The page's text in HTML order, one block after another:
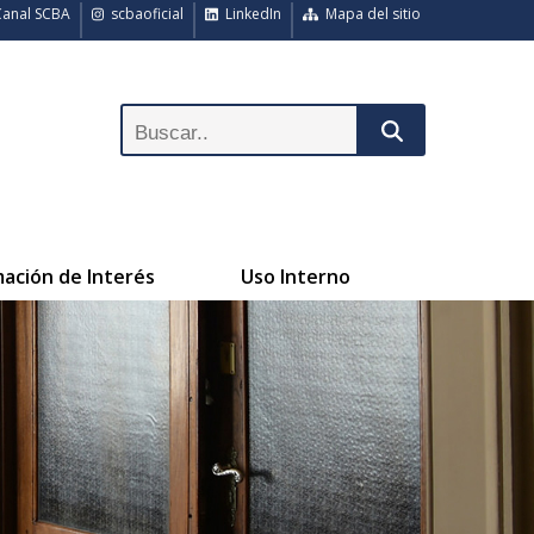
Mapa del sitio
LinkedIn
scbaoficial
SCBA
de Interés Uso Interno